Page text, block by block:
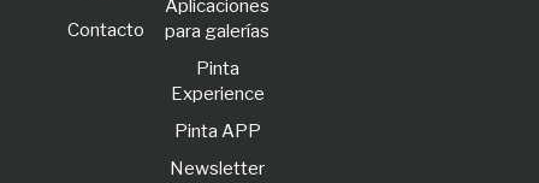
Contacto
Aplicaciones
para galerías
Pinta
Experience
Pinta APP
Newsletter